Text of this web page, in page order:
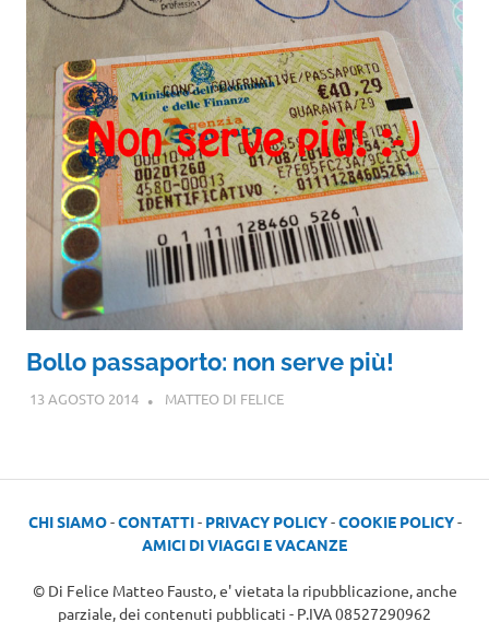
Bollo passaporto: non serve più!
13 AGOSTO 2014 MATTEO DI FELICE
CHI SIAMO-CONTATTI- PRIVACY POLICY-COOKIE POLICY-
AMICI DI VIAGGI E VACANZE
© Di Felice Matteo Fausto, e' vietata la ripubblicazione, anche
parziale, dei contenuti pubblicati - P.IVA 08527290962